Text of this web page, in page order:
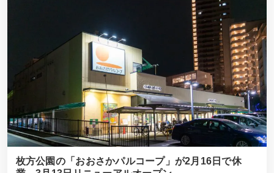
枚方公園の「おおさかパルコープ」が2月16日で休